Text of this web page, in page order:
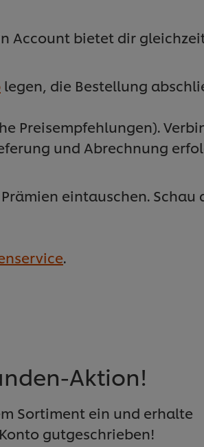
Account bietet dir
legen, die Bestellung
Preisempfehlungen).
und Abrechnung
eintauschen. Schau
.
Aktion!
Sortiment ein und erhalte
gutgeschrieben!